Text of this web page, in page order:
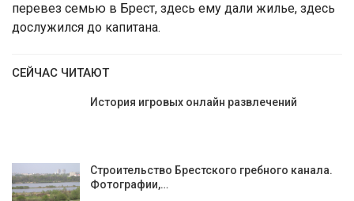
перевез семью в Брест, здесь ему дали жилье, здесь
дослужился до капитана.
СЕЙЧАС ЧИТАЮТ
История игровых онлайн развлечений
Строительство Брестского гребного канала.
Фотографии,…